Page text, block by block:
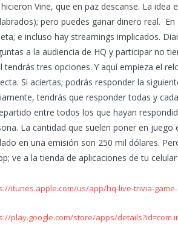
Vine, que en paz descanse. La
pero puedes ganar dinero real.
e incluso hay streamings implicados.
a la audiencia de HQ y participar no
tendrás tres opciones. Y aquí empieza el
Si aciertas; podrás responder la
tendrás que responder todas y
entre todos los que hayan
La cantidad que suelen poner en
en una emisión son 250 mil dólares.
ve a la tienda de aplicaciones de tu
itunes.apple.com/us/app/hq-live-trivia-game-
play.google.com/store/apps/